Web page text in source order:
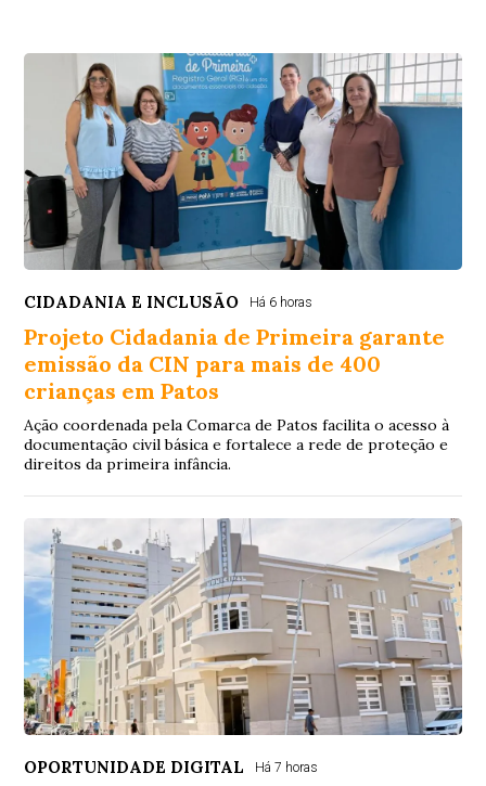
CIDADANIA E INCLUSÃO Há 6 horas
Projeto Cidadania de Primeira garante
emissão da CIN para mais de 400
crianças em Patos
Ação coordenada pela Comarca de Patos facilita o acesso à
documentação civil básica e fortalece a rede de proteção e
direitos da primeira infância.
OPORTUNIDADE DIGITAL Há 7 horas